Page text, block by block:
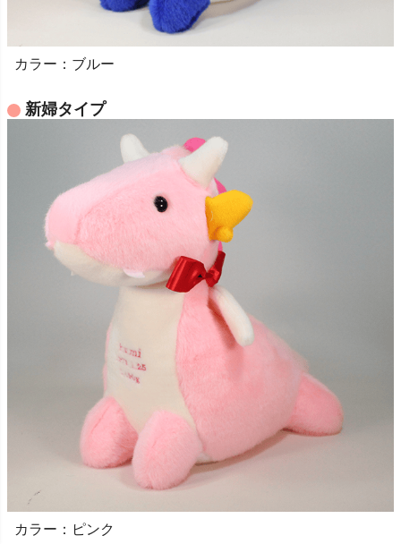
カラー：ブルー
新婦タイプ
カラー：ピンク